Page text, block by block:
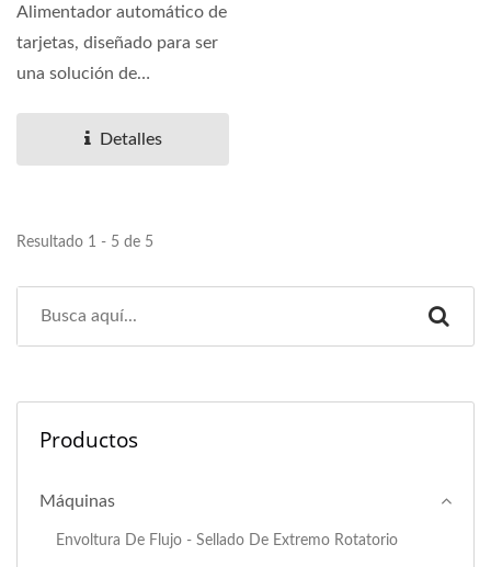
Alimentador automático de
tarjetas, diseñado para ser
una solución de
Detalles
Resultado 1 - 5 de 5
Productos
Máquinas
Envoltura De Flujo - Sellado De Extremo Rotatorio